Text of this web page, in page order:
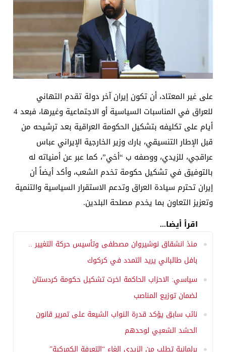
على غير المعتاد، أن تكون إيران آخر دولة تقدم التهاني
للعراق في المناسبات السياسية أو الاجتماعية وغيرها، فبعد 4
أيام على تكليفه بتشكيل الحكومة العراقية بعد ترشيحه من
قبل الإطار التنسيقي، بارك وزير الخارجية الإيراني عباس
عراقجي، للزيدي، ووصفه ب “أخي”، كما عبر عن أمنياته له
بالتوفيق في تشكيل حكومة تخدم الشعب، وأكد أيضاً أن
إيران تحترم سيادة العراق وتدعم الاستقرار السياسية والتنمية
وتعزيز التعاون بما يخدم مصلحة البلدين.
اقرأ أيضا...
منذ انشقاق نوشيروان مصطفى وتأسيس حركة التغيير ..
بافل طالباني يريد التمدد في كركوك
سياسي: الاحزاب الحاكمة اخرت تشكيل حكومة كردستان
لضمان توزيع المناصب
نائب سابق يؤكد قدرة النواب الشيعة على تمرير قانون
الحشد الشعبي لوحدهم